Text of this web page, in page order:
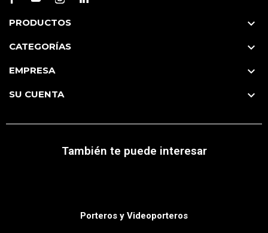
PRODUCTOS 
CATEGORÍAS 
EMPRESA 
SU CUENTA 
También te puede interesar
Porteros y Videoporteros